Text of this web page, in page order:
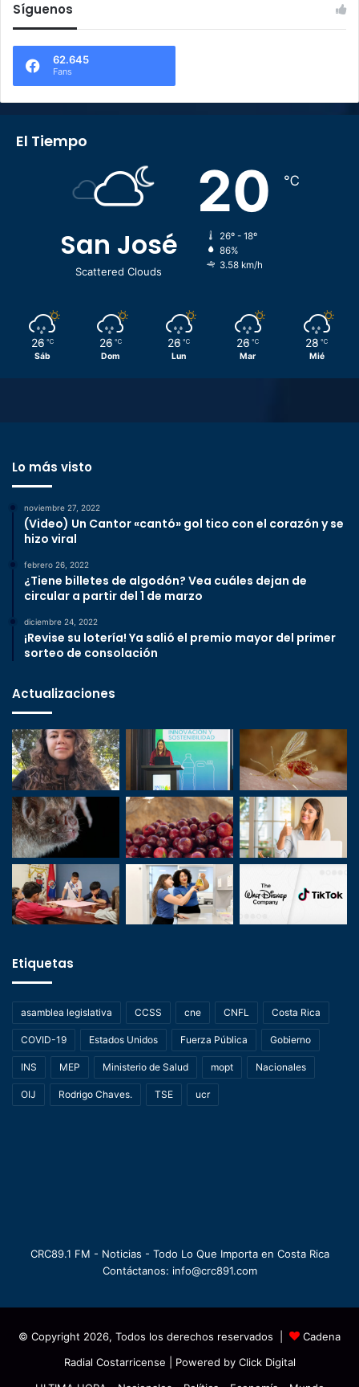
Síguenos
62.645
Fans
El Tiempo
San José
Scattered Clouds
20 ℃
26º - 18º
86%
3.58 km/h
26 ℃
Sáb
26 ℃
Dom
26 ℃
Lun
26 ℃
Mar
28 ℃
Mié
Lo más visto
noviembre 27, 2022
(Video) Un Cantor «cantó» gol tico con el corazón y se
hizo viral
febrero 26, 2022
¿Tiene billetes de algodón? Vea cuáles dejan de
circular a partir del 1 de marzo
diciembre 24, 2022
¡Revise su lotería! Ya salió el premio mayor del primer
sorteo de consolación
Actualizaciones
Etiquetas
asamblea legislativa CCSS cne CNFL Costa Rica
COVID-19 Estados Unidos Fuerza Pública Gobierno
INS MEP Ministerio de Salud mopt Nacionales
OIJ Rodrigo Chaves. TSE ucr
CRC89.1 FM - Noticias - Todo Lo Que Importa en Costa Rica
Contáctanos: info@crc891.com
© Copyright 2026, Todos los derechos reservados |
Cadena
Radial Costarricense | Powered by Click Digital